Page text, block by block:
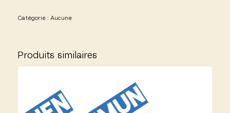
Catégorie : Aucune
Produits similaires